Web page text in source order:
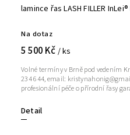
lamince řas LASH FILLER
Na dotaz
5 500 Kč / ks
Detail
Volné termíny v Brně pod vedením
234 644, email:
profesionální péče o přírodní řasy